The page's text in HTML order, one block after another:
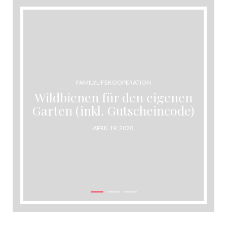
FAMILYLIFEKOOPERATION
Wildbienen für den eigenen
Garten (inkl. Gutscheincode)
POSTED
APRIL 19, 2020